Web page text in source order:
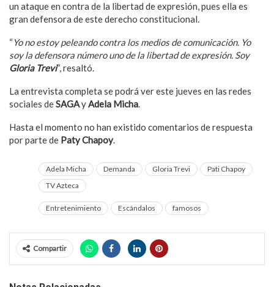
un ataque en contra de la libertad de expresión, pues ella es
gran defensora de este derecho constitucional.
“Yo no estoy peleando contra los medios de comunicación. Yo
soy la defensora número uno de la libertad de expresión. Soy
Gloria Trevi“, resaltó.
La entrevista completa se podrá ver este jueves en las redes
sociales deSAGAyAdela Micha.
Hasta el momento no han existido comentarios de respuesta
por parte de Paty Chapoy.
Adela Micha Demanda Gloria Trevi
Pati Chapoy
TV Azteca
Entretenimiento Escándalos famosos
Compartir